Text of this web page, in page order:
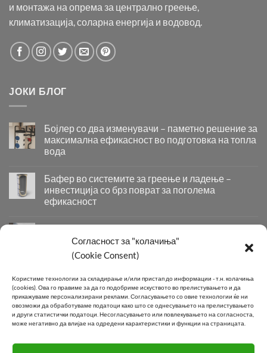
Согласност за "колачиња"
(Cookie Consent)
Kористиме технологии за складирање и/или пристап до информации - т.н. колачиња
(cookies).Ова го правиме за да го подобриме искуството во прелистувањето и да
прикажуваме персонализирани реклами.Согласувањето со овие технологии ќе ни
овозможи да обработуваме податоци како што се однесувањето на прелистувањето
и други статистички податоци.Несогласувањето или повлекувањето на согласноста,
може негативно да влијае на одредени карактеристики и функции на страницата.
и монтажа на опрема за централно греење,
климатизација, соларна енергија и водовод.
ЈОКИ БЛОГ
Бојлер со два изменувачи – паметно решение за
максимална ефикасност во подготовка на топла
вода
со
два
изменувачи
–
решение
максимална
ефикасност
подготовка
на
топла
вода
Бафер во системите за греење и ладење –
инвестиција со брз поврат за поголема
ефикасност
во
–
инвестиција
со
брз
поврат
Придобивки од Инсталирање на Современи
Системи за Греење и Ладење
Придобивки
Современи
Системи
за
Греење
Ладење
КОНТАКТ
Телефон:+389 2 2581 800